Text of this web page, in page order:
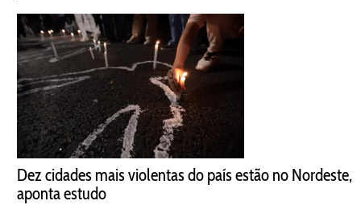
Dez cidades mais violentas do país estão no Nordeste,
aponta estudo